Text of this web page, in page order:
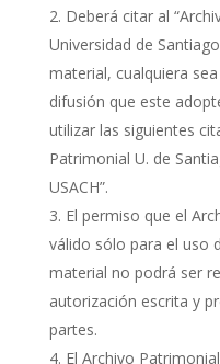
Deberá citar al
Universidad de
material, cualquiera
difusión que este
utilizar las siguientes
Patrimonial U. de
USACH”.
El permiso que el
válido sólo para el uso
material no podrá ser
autorización escrita y
partes.
El Archivo